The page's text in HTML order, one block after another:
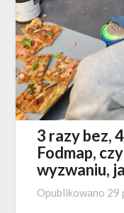
3 razy bez,
Fodmap,
wyzwaniu,
Opublikowano 29